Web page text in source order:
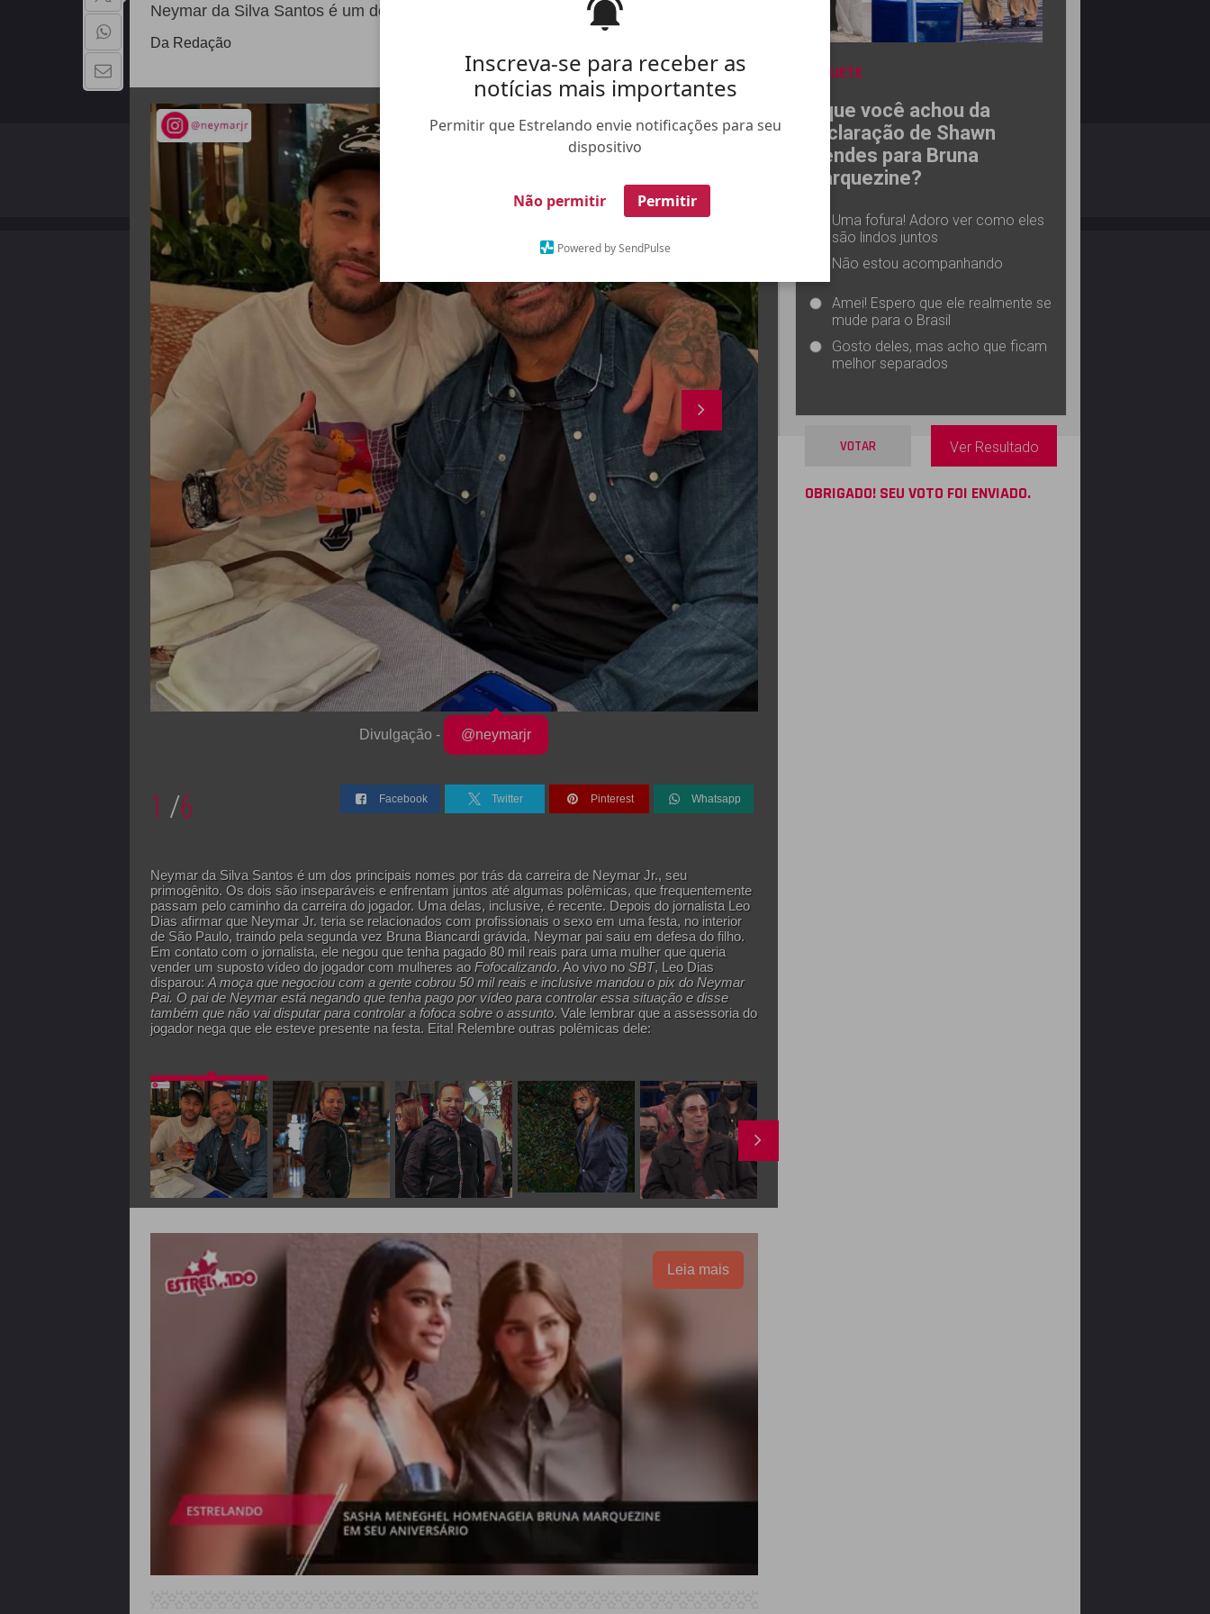
Inscreva-se para receber as
notícias mais importantes
Permitir que Estrelando envie notificações para seu
dispositivo
Não permitir Permitir
Powered by SendPulse
Neymar da Silva Santos é um dos principais nomes por trás da carreira do jogador
Da Redação
Divulgação - @neymarjr
1 /6 Facebook Twitter Pinterest Whatsapp
Neymar da Silva Santos é um dos principais nomes por trás da carreira de Neymar Jr., seu
primogênito. Os dois são inseparáveis e enfrentam juntos até algumas polêmicas, que frequentemente
passam pelo caminho da carreira do jogador. Uma delas, inclusive, é recente. Depois do jornalista Leo
Dias afirmar que Neymar Jr. teria se relacionados com profissionais o sexo em uma festa, no interior
de São Paulo, traindo pela segunda vez Bruna Biancardi grávida, Neymar pai saiu em defesa do filho.
Em contato com o jornalista, ele negou que tenha pagado 80 mil reais para uma mulher que queria
vender um suposto vídeo do jogador com mulheres aoFofocalizando. Ao vivo noSBT, Leo Dias
disparou: A moça que negociou com a gente cobrou 50 mil reais e inclusive mandou o pix do Neymar
Pai. O pai de Neymar está negando que tenha pago por vídeo para controlar essa situação e disse
também que não vai disputar para controlar a fofoca sobre o assunto. Vale lembrar que a assessoria do
jogador nega que ele esteve presente na festa. Eita! Relembre outras polêmicas dele:
Leia mais
ENQUETE
O que você achou da
declaração de Shawn
Mendes para Bruna
Marquezine?
Uma fofura! Adoro ver como eles
são lindos juntos
Não estou acompanhando
Amei! Espero que ele realmente se
mude para o Brasil
Gosto deles, mas acho que ficam
melhor separados
VOTAR Ver Resultado
OBRIGADO! SEU VOTO FOI ENVIADO.
QUEM SOMOS ANUNCIE NO ESTRELANDO TRABALHE NO ESTRELANDO POLÍTICA DE PRIVACIDADE
Copyright - 2026 | Todos os direitos reservados